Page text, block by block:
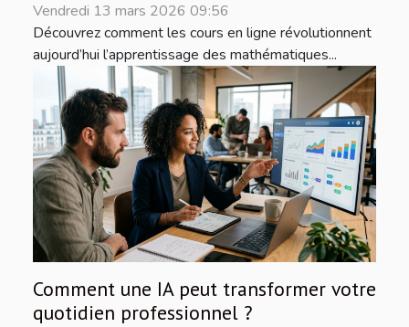
Vendredi 13 mars 2026 09:56
Découvrez comment les cours en ligne révolutionnent
aujourd’hui l’apprentissage des mathématiques...
Comment une IA peut transformer votre
quotidien professionnel ?